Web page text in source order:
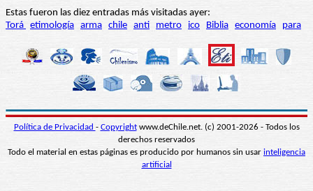
Estas fueron las diez entradas más visitadas ayer:
Torá etimología arma chile anti metro ico Biblia economía para
Política de Privacidad - Copyrightwww.deChile.net. (c) 2001-2026 - Todos los
derechos reservados
Todo el material en estas páginas es producido por humanos sin usar inteligencia
artificial